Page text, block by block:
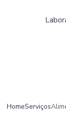
HomeServiços